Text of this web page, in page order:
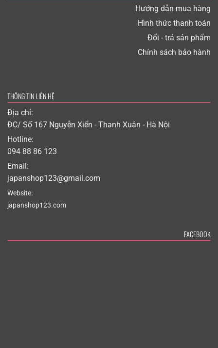
Hướng dẫn mua hàng
Hình thức thanh toán
Đổi - trả sản phẩm
Chính sách bảo hành
THÔNG TIN LIÊN HỆ
Địa chỉ:
ĐC/ Số 167 Nguyễn Xiển - Thanh Xuân - Hà Nội
Hotline:
094 88 86 123
Email:
japanshop123@gmail.com
Website:
japanshop123.com
FACEBOOK